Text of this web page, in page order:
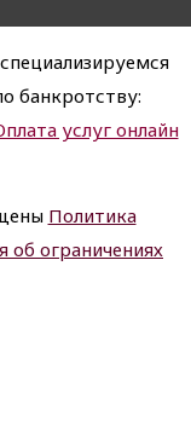
банкротству:
услуг онлайн
Политика
ограничениях